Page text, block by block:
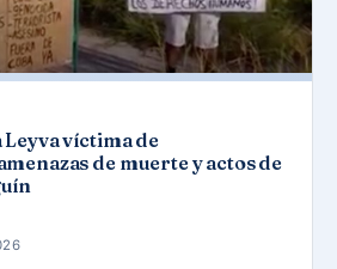
víctima de
de muerte y actos de